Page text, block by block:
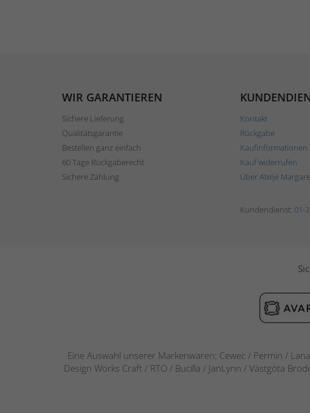
WIR GARANTIEREN
Sichere Lieferung
Qualitätsgarantie
Bestellen ganz einfach
60 Tage Rückgaberecht
Sichere Zahlung
Kontakt
Rückgabe
Kaufinformationen
Kauf widerrufen
Über Ateljé
Kundendienst: 01-
Eine Auswahl unserer Markenwaren: Cewec / Permin /
Design Works Craft / RTO / Bucilla / JanLynn / Västgöta